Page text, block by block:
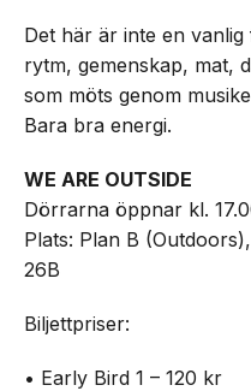
Det här är inte en
rytm, gemenskap, mat,
som möts genom
Bara bra energi.
WE ARE OUTSIDE
Dörrarna öppnar kl.
Plats: Plan B
26B
Biljettpriser:
• Early Bird 1 – 120 kr